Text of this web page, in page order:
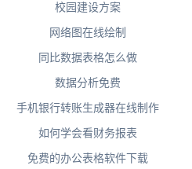
校园建设方案
网络图在线绘制
同比数据表格怎么做
数据分析免费
手机银行转账生成器在线制作
如何学会看财务报表
免费的办公表格软件下载